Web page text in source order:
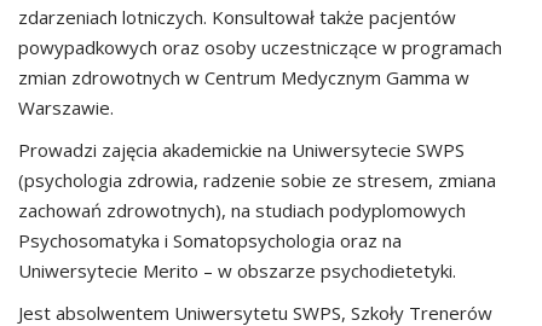
zdarzeniach lotniczych. Konsultował także pacjentów
powypadkowych oraz osoby uczestniczące w programach
zmian zdrowotnych w Centrum Medycznym Gamma w
Warszawie.
Prowadzi zajęcia akademickie na Uniwersytecie SWPS
(psychologia zdrowia, radzenie sobie ze stresem, zmiana
zachowań zdrowotnych), na studiach podyplomowych
Psychosomatyka i Somatopsychologia oraz na
Uniwersytecie Merito – w obszarze psychodietetyki.
Jest absolwentem Uniwersytetu SWPS, Szkoły Trenerów